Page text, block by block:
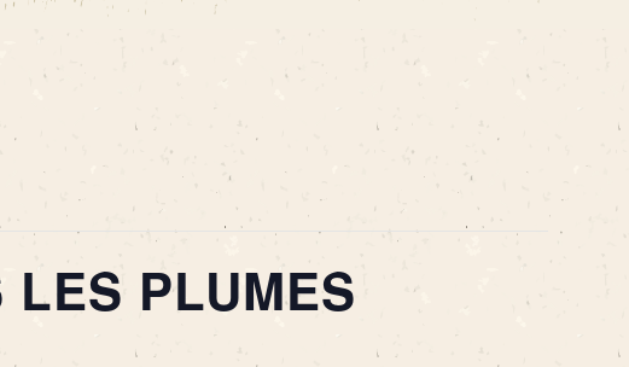
LES PLUMES